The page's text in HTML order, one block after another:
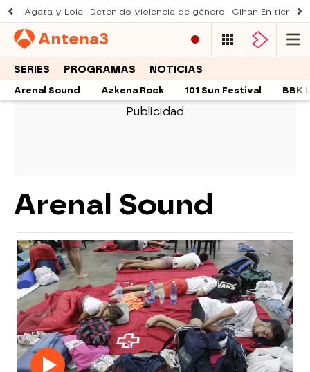
Ágata y Lola Detenido violencia de género Cihan En tierra
Antena3
SERIES PROGRAMAS NOTICIAS
Arenal Sound Azkena Rock 101 Sun Festival BBK
Arenal Sound